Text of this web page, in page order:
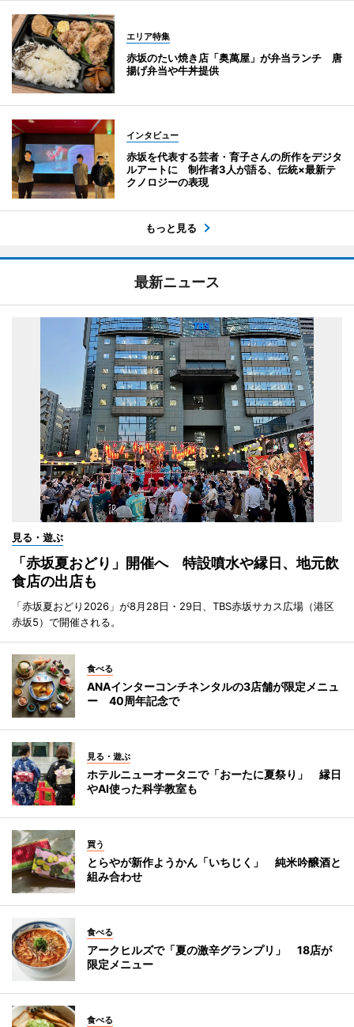
エリア特集
赤坂のたい焼き店「奥萬屋」が弁当ランチ 唐
揚げ弁当や牛丼提供
インタビュー
赤坂を代表する芸者・育子さんの所作をデジタ
ルアートに 制作者3人が語る、伝統×最新テ
クノロジーの表現
もっと見る
最新ニュース
見る・遊ぶ
「赤坂夏おどり」開催へ 特設噴水や縁日、地元飲
食店の出店も
「赤坂夏おどり2026」が8月28日・29日、TBS赤坂サカス広場（港区
赤坂5）で開催される。
食べる
ANAインターコンチネンタルの3店舗が限定メニュ
ー 40周年記念で
見る・遊ぶ
ホテルニューオータニで「おーたに夏祭り」 縁日
やAI使った科学教室も
買う
とらやが新作ようかん「いちじく」 純米吟醸酒と
組み合わせ
食べる
アークヒルズで「夏の激辛グランプリ」 18店が
限定メニュー
食べる